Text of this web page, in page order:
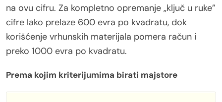
na ovu cifru. Za kompletno opremanje „ključ u ruke”
cifre lako prelaze 600 evra po kvadratu, dok
korišćenje vrhunskih materijala pomera račun i
preko 1000 evra po kvadratu.
Prema kojim kriterijumima birati majstore